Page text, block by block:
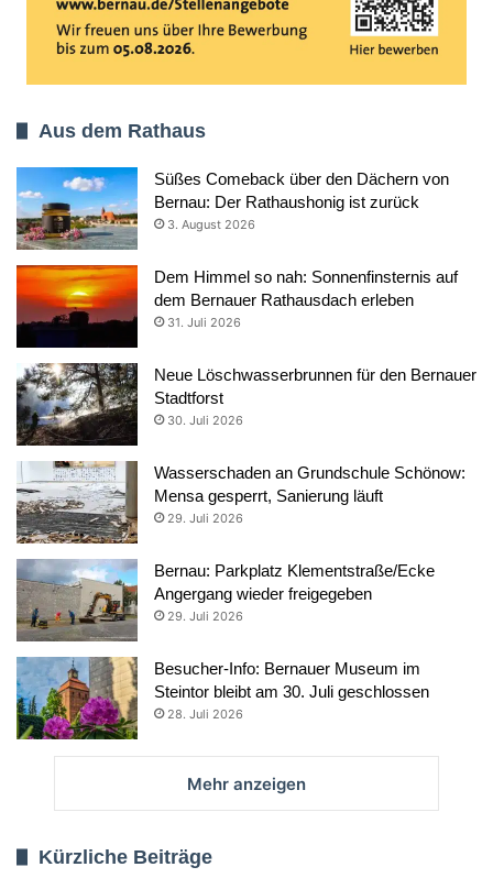
Aus dem Rathaus
Süßes Comeback über den Dächern von
Bernau: Der Rathaushonig ist zurück
3. August 2026
Dem Himmel so nah: Sonnenfinsternis auf
dem Bernauer Rathausdach erleben
31. Juli 2026
Neue Löschwasserbrunnen für den Bernauer
Stadtforst
30. Juli 2026
Wasserschaden an Grundschule Schönow:
Mensa gesperrt, Sanierung läuft
29. Juli 2026
Bernau: Parkplatz Klementstraße/Ecke
Angergang wieder freigegeben
29. Juli 2026
Besucher-Info: Bernauer Museum im
Steintor bleibt am 30. Juli geschlossen
28. Juli 2026
Mehr anzeigen
Kürzliche Beiträge